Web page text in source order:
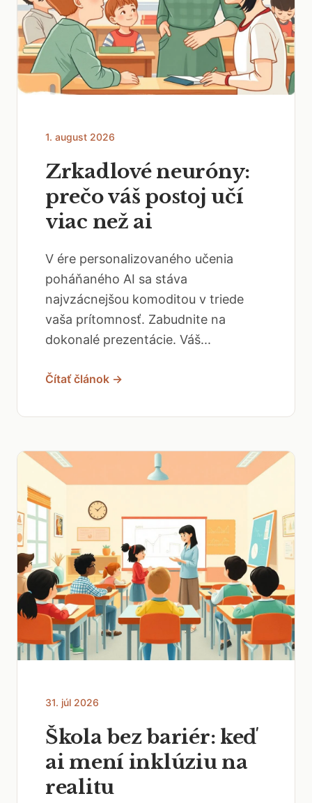
1. august 2026
Zrkadlové neuróny:
prečo váš postoj učí
viac než ai
V ére personalizovaného učenia
poháňaného AI sa stáva
najvzácnejšou komoditou v triede
vaša prítomnosť. Zabudnite na
dokonalé prezentácie. Váš...
Čítať článok →
31. júl 2026
Škola bez bariér: keď
ai mení inklúziu na
realitu